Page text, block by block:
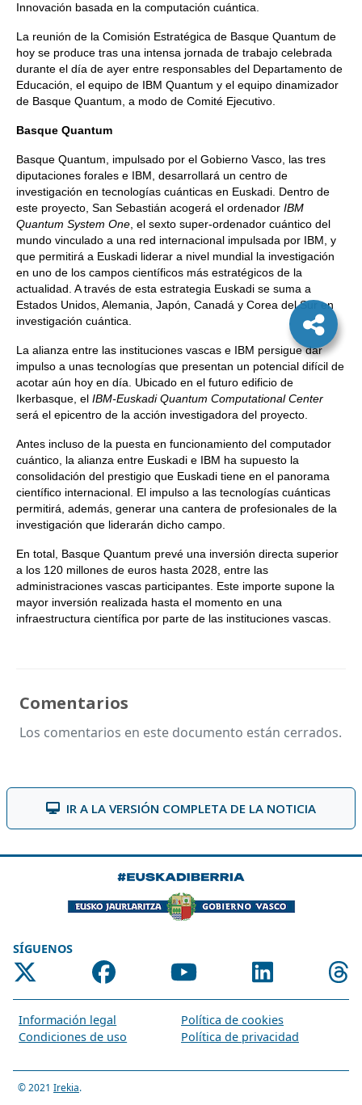
Innovación basada en la computación cuántica.
La reunión de la Comisión Estratégica de Basque Quantum de
hoy se produce tras una intensa jornada de trabajo celebrada
durante el día de ayer entre responsables del Departamento de
Educación, el equipo de IBM Quantum y el equipo dinamizador
de Basque Quantum, a modo de Comité Ejecutivo.
Basque Quantum
Basque Quantum, impulsado por el Gobierno Vasco, las tres
diputaciones forales e IBM, desarrollará un centro de
investigación en tecnologías cuánticas en Euskadi. Dentro de
este proyecto, San Sebastián acogerá el ordenador IBM
Quantum System One , el sexto super-ordenador cuántico del
mundo vinculado a una red internacional impulsada por IBM, y
que permitirá a Euskadi liderar a nivel mundial la investigación
en uno de los campos científicos más estratégicos de la
actualidad. A través de esta estrategia Euskadi se suma a
Estados Unidos, Alemania, Japón, Canadá y Corea del Sur en
investigación cuántica.
La alianza entre las instituciones vascas e IBM persigue dar
impulso a unas tecnologías que presentan un potencial difícil de
acotar aún hoy en día. Ubicado en el futuro edificio de
Ikerbasque, el IBM-Euskadi Quantum Computational Center
será el epicentro de la acción investigadora del proyecto.
Antes incluso de la puesta en funcionamiento del computador
cuántico, la alianza entre Euskadi e IBM ha supuesto la
consolidación del prestigio que Euskadi tiene en el panorama
científico internacional. El impulso a las tecnologías cuánticas
permitirá, además, generar una cantera de profesionales de la
investigación que liderarán dicho campo.
En total, Basque Quantum prevé una inversión directa superior
a los 120 millones de euros hasta 2028, entre las
administraciones vascas participantes. Este importe supone la
mayor inversión realizada hasta el momento en una
infraestructura científica por parte de las instituciones vascas.
Comentarios
Los comentarios en este documento están cerrados.
IR A LA VERSIÓN COMPLETA DE LA NOTICIA
SÍGUENOS
Información legal
Política de cookies
Condiciones de uso
Política de privacidad
© 2021 Irekia.